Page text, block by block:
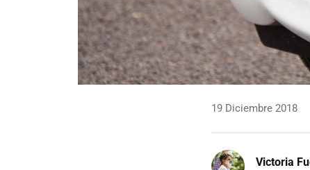
19 Diciembre 2018
Victoria